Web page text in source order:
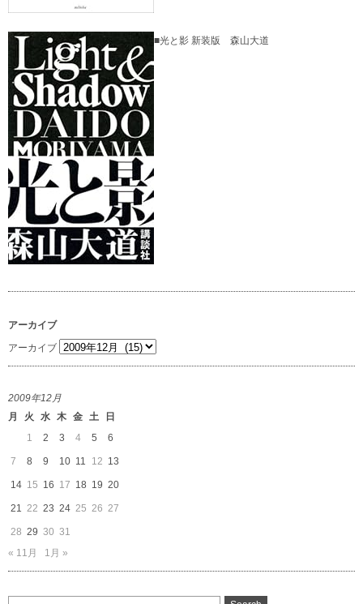
■光と影 新装版 森山大道
アーカイブ
アーカイブ
2009年12月
月
火 水 木 金 土
日
1
2 3 4 5 6
7 8 9 10 11 12 13
14 15 16 17 18 19 20
21 22 23 24 25 26 27
28 29 30 31
« 11月
1月 »